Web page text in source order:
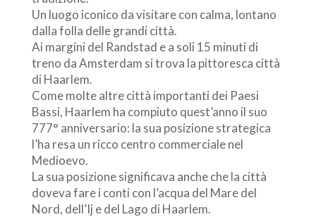
Un luogo iconico da visitare con calma, lontano
dalla folla delle grandi città.
Ai margini del Randstad e a soli 15 minuti di
treno da Amsterdam si trova la pittoresca città
di Haarlem.
Come molte altre città importanti dei Paesi
Bassi, Haarlem ha compiuto quest’anno il suo
777° anniversario: la sua posizione strategica
l’ha resa un ricco centro commerciale nel
Medioevo.
La sua posizione significava anche che la città
doveva fare i conti con l’acqua del Mare del
Nord, dell’Ij e del Lago di Haarlem.